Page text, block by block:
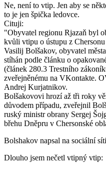
Ne, není to vtip. Jen aby se
to je jen špička ledovce.
Cituji:
"Obyvatel regionu Rjazaň byl
kvůli vtipu o ústupu z Chersonu
Vasilij Bolšakov, obyvatel
stíhán podle článku o
(článek 280.3 Trestního
zveřejněnému na VKontakte.
Andrej Kurjatnikov.
Bolšakovovi hrozí až tři roky
důvodem případu, zveřejnil
ruský ministr obrany Sergej
břehu Dněpru v Chersonské
Bolshakov napsal na sociální
Dlouho jsem nečetl vtipný vtip: